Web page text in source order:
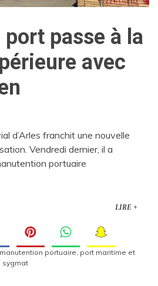
port passe à la
avec
d’Arles franchit une nouvelle
Vendredi dernier, il a
portuaire
LIRE +
portuaire port maritime et
sygmat